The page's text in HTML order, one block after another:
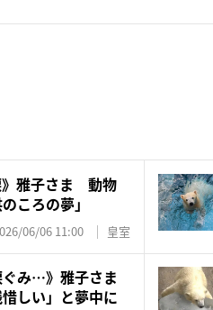
》雅子さま 動物
ころの夢」
06/06 11:00 皇室
ぐみ…》雅子さま
しい」と夢中に